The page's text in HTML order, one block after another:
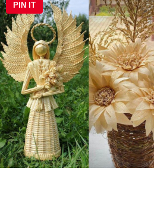
PIN IT